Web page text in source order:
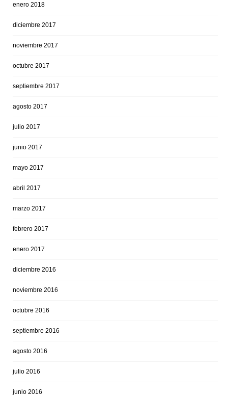
enero 2018
diciembre 2017
noviembre 2017
octubre 2017
septiembre 2017
agosto 2017
julio 2017
junio 2017
mayo 2017
abril 2017
marzo 2017
febrero 2017
enero 2017
diciembre 2016
noviembre 2016
octubre 2016
septiembre 2016
agosto 2016
julio 2016
junio 2016